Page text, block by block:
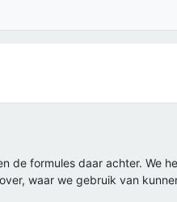
de formules daar achter. We
waar we gebruik van